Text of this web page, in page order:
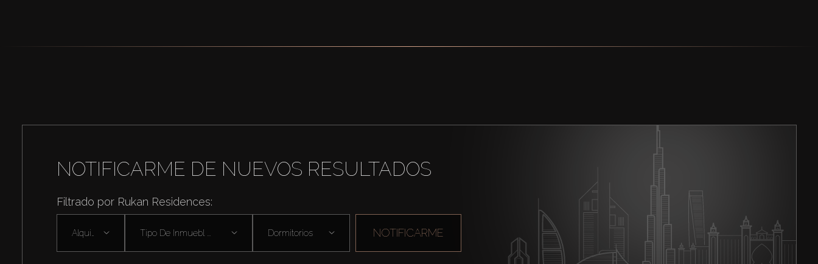
NOTIFICARME DE NUEVOS RESULTADOS
Filtrado por Rukan Residences:
Tipo De Inmuebl ... Dormitorios NOTIFICARME